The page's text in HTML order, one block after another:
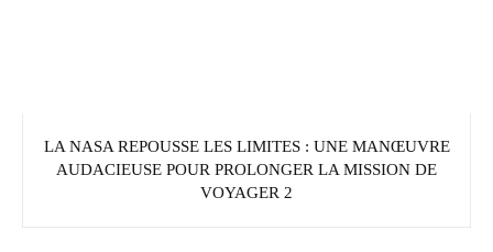
LA NASA REPOUSSE LES LIMITES : UNE MANŒUVRE
AUDACIEUSE POUR PROLONGER LA MISSION DE
VOYAGER 2